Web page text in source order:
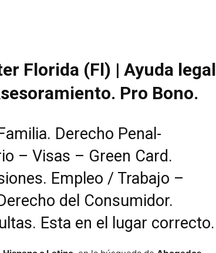
Florida (Fl) | Ayuda legal
Pro Bono.
Derecho Penal-
– Visas – Green Card.
Empleo / Trabajo –
del Consumidor.
Esta en el lugar correcto.